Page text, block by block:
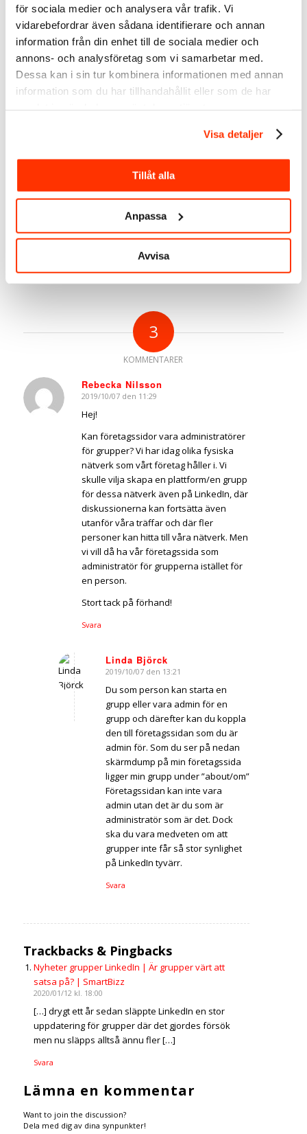
för sociala medier och analysera vår trafik. Vi
vidarebefordrar även sådana identifierare och annan
information från din enhet till de sociala medier och
annons- och analysföretag som vi samarbetar med.
Dessa kan i sin tur kombinera informationen med annan
information som du har tillhandahållit eller som de har
Visa detaljer
Tillåt alla
Anpassa
Avvisa
Linda Björck <- Följ mig gärna på LinkedIn
Social
media manager
LinkedIn
Facebook
LinkedIn,LinkedIn grupper
3
KOMMENTARER
Rebecka Nilsson
says:
2019/10/07 den 11:29
Hej!
Kan företagssidor vara administratörer
för grupper? Vi har idag olika fysiska
nätverk som vårt företag håller i. Vi
skulle vilja skapa en plattform/en grupp
för dessa nätverk även på LinkedIn, där
diskussionerna kan fortsätta även
utanför våra träffar och där fler
personer kan hitta till våra nätverk. Men
vi vill då ha vår företagssida som
administratör för grupperna istället för
en person.
Stort tack på förhand!
Svara
Linda Björck
says:
2019/10/07 den 13:21
Du som person kan starta en
grupp eller vara admin för en
grupp och därefter kan du koppla
den till företagssidan som du är
admin för. Som du ser på nedan
skärmdump på min företagssida
ligger min grupp under ”about/om”
Företagssidan kan inte vara
admin utan det är du som är
administratör som är det. Dock
ska du vara medveten om att
grupper inte får så stor synlighet
på LinkedIn tyvärr.
Svara
Trackbacks & Pingbacks
Nyheter grupper LinkedIn | Är grupper värt att
satsa på? | SmartBizz
2020/01/12 kl. 18:00
[…] drygt ett år sedan släppte LinkedIn en stor
uppdatering för grupper där det gjordes försök
men nu släpps alltså ännu fler […]
Svara
Lämna en kommentar
Want to join the discussion?
Dela med dig av dina synpunkter!